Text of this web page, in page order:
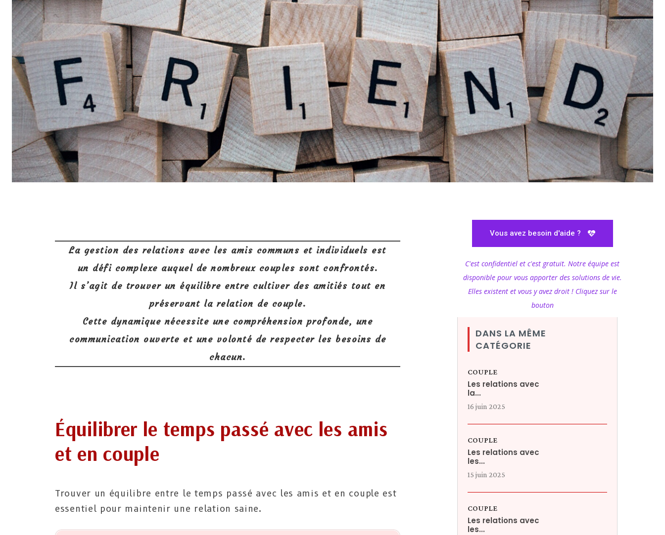
La gestion des relations avec les amis communs et individuels est
un défi complexe auquel de nombreux couples sont confrontés.
Il s’agit de trouver un équilibre entre cultiver des amitiés tout en
préservant la relation de couple.
Cette dynamique nécessite une compréhension profonde, une
communication ouverte et une volonté de respecter les besoins de
chacun.
Équilibrer le temps passé avec les amis
et en couple
Trouver un équilibre entre le temps passé avec les amis et en couple est
essentiel pour maintenir une relation saine.
Vous avez besoin d'aide ?
C'est confidentiel et c'est gratuit. Notre équipe est
disponible pour vous apporter des solutions de vie.
Elles existent et vous y avez droit ! Cliquez sur le
bouton
DANS LA MÊME
CATÉGORIE
COUPLE
Les relations avec
la...
16 juin 2025
COUPLE
Les relations avec
les...
15 juin 2025
COUPLE
Les relations avec
les...